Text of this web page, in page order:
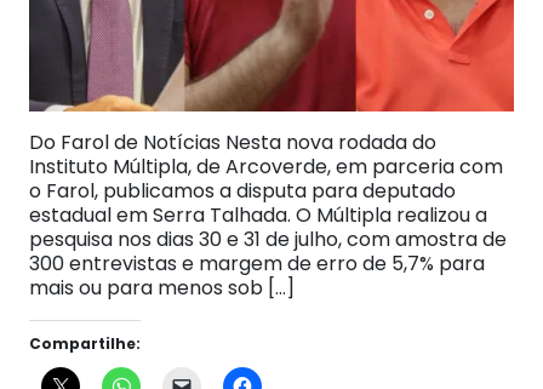
Do Farol de Notícias Nesta nova rodada do
Instituto Múltipla, de Arcoverde, em parceria com
o Farol, publicamos a disputa para deputado
estadual em Serra Talhada. O Múltipla realizou a
pesquisa nos dias 30 e 31 de julho, com amostra de
300 entrevistas e margem de erro de 5,7% para
mais ou para menos sob […]
Compartilhe: